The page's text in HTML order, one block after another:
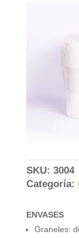
SKU: 3004
Categoría:
ENVASES
Graneles: